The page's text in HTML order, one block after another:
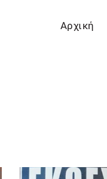
Αρχική